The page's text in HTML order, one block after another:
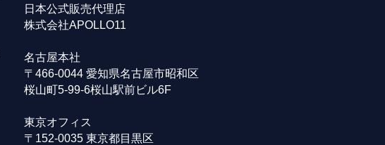
日本公式販売代理店
株式会社APOLLO11
名古屋本社
〒466-0044 愛知県名古屋市昭和区
桜山町5-99-6桜山駅前ビル6F
東京オフィス
〒152-0035 東京都目黒区